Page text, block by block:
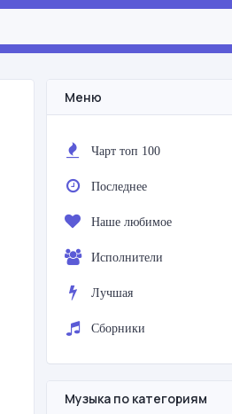
Меню
Чарт топ 100
Последнее
Наше любимое
Исполнители
Лучшая
Сборники
Музыка по категориям